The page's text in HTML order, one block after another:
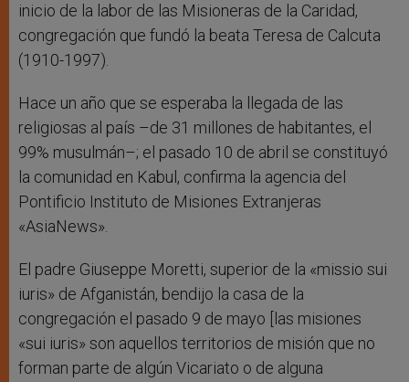
inicio de la labor de las Misioneras de la Caridad,
congregación que fundó la beata Teresa de Calcuta
(1910-1997).
Hace un año que se esperaba la llegada de las
religiosas al país –de 31 millones de habitantes, el
99% musulmán–; el pasado 10 de abril se constituyó
la comunidad en Kabul, confirma la agencia del
Pontificio Instituto de Misiones Extranjeras
«AsiaNews».
El padre Giuseppe Moretti, superior de la «missio sui
iuris» de Afganistán, bendijo la casa de la
congregación el pasado 9 de mayo [las misiones
«sui iuris» son aquellos territorios de misión que no
forman parte de algún Vicariato o de alguna